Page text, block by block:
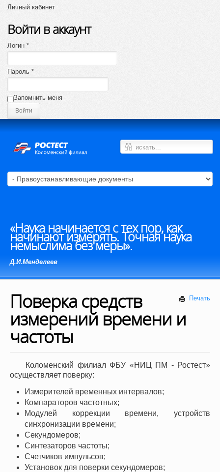
Личный кабинет
Войти в аккаунт
Логин *
Пароль *
Запомнить меня
«Наука начинается с тех пор, как
начинают измерять. Точная наука
немыслима без меры».
Д.И.Менделеев
Печать
Поверка средств
измерений времени и
частоты
Коломенский филиал ФБУ «НИЦ ПМ - Ростест»
осуществляет поверку:
Измерителей временных интервалов;
Компараторов частотных;
Модулей коррекции времени, устройств
синхронизации времени;
Секундомеров;
Синтезаторов частоты;
Счетчиков импульсов;
Установок для поверки секундомеров;